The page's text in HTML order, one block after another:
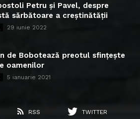
Petru și Pavel, despre
sărbătoare a creștinătății
29 iunie 2022
de Bobotează preotul sfințește
oamenilor
5 ianuarie 2021
RSS
TWITTER